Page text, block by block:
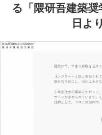
COLUMN
る「隈研吾建築
日よ